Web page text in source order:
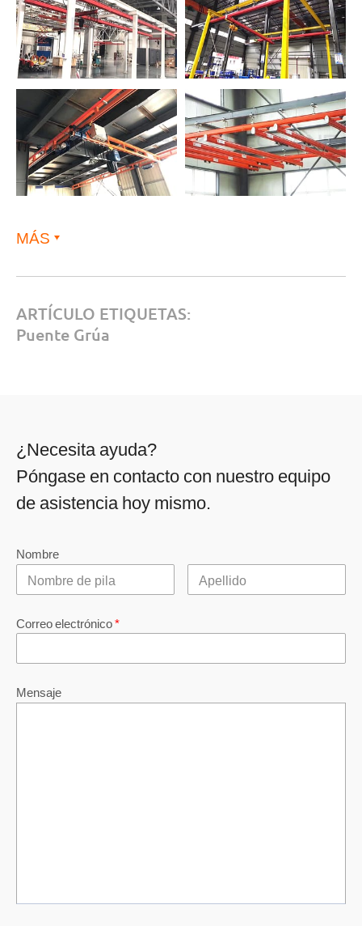
MÁS
ARTÍCULO ETIQUETAS:
Puente Grúa
¿Necesita ayuda?
Póngase en contacto con nuestro equipo
de asistencia hoy mismo.
Nombre
Correo electrónico*
Mensaje